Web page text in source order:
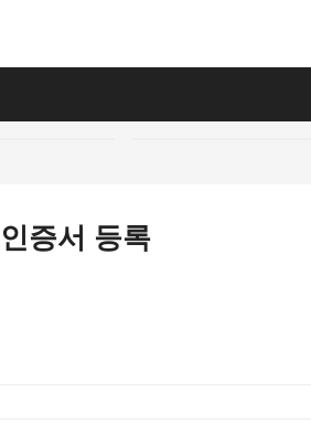
증서 등록